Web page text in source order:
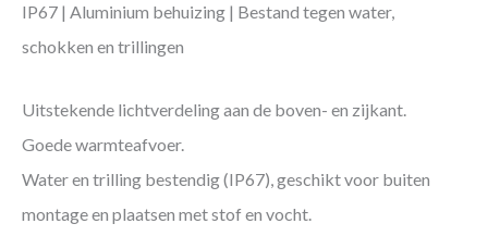
IP67 | Aluminium behuizing | Bestand tegen water,
schokken en trillingen
Uitstekende lichtverdeling aan de boven- en zijkant.
Goede warmteafvoer.
Water en trilling bestendig (IP67), geschikt voor buiten
montage en plaatsen met stof en vocht.